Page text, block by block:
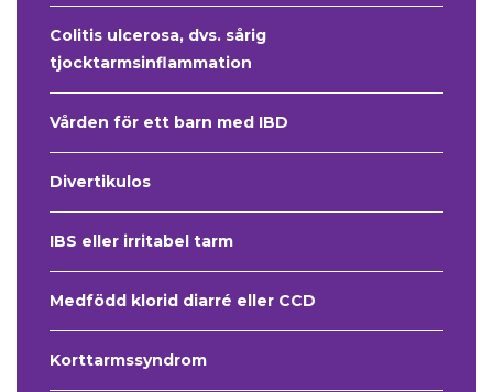
Colitis ulcerosa, dvs. sårig
tjocktarmsinflammation
Vården för ett barn med IBD
Divertikulos
IBS eller irritabel tarm
Medfödd klorid diarré eller CCD
Korttarmssyndrom